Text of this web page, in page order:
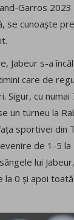
Garros
se cunoaște
Jabeur s-a
care de
Sigur, cu
un turneu la
sportivei din
de 1-5
lui
la 0 și apoi